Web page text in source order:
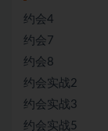
约会4
约会7
约会8
约会实战2
约会实战3
约会实战5